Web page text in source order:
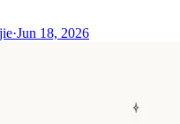
·Jun 18, 2026